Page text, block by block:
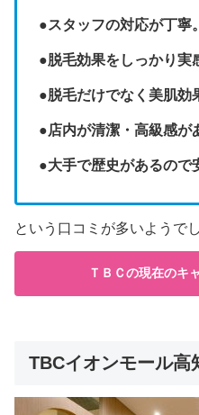
●スタッフの対応が丁寧。
●脱毛効果をしっかり実
●脱毛だけでなく美肌効
●店内が清潔・高級感が
●大手で歴史があるので
という口コミが多いようでし
ＴＢＣの現在のキ
TBCイオンモール高